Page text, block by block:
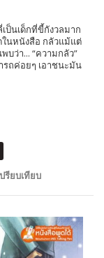
เป็นเด็กที่ขี้กังวลมาก
นหนังสือ กลัวแม้แต่
บว่า... “ความกลัว”
รถค่อยๆ เอาชนะมัน
รียบเทียบ